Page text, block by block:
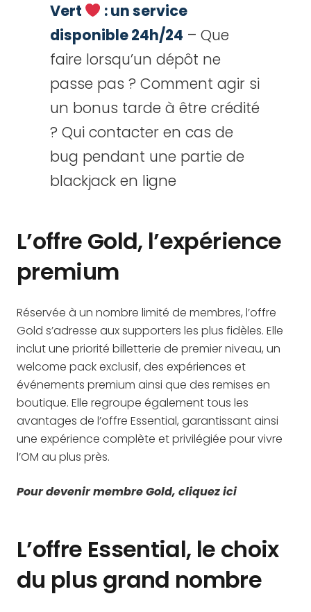
Vert
: un service
disponible 24h/24 – Que
faire lorsqu’un dépôt ne
passe pas ? Comment agir si
un bonus tarde à être crédité
? Qui contacter en cas de
bug pendant une partie de
blackjack en ligne
L’offre Gold, l’expérience
premium
Réservée à un nombre limité de membres, l’offre
Gold s’adresse aux supporters les plus fidèles. Elle
inclut une priorité billetterie de premier niveau, un
welcome pack exclusif, des expériences et
événements premium ainsi que des remises en
boutique. Elle regroupe également tous les
avantages de l’offre Essential, garantissant ainsi
une expérience complète et privilégiée pour vivre
l’OM au plus près.
Pour devenir membre Gold, cliquez ici
L’offre Essential, le choix
du plus grand nombre